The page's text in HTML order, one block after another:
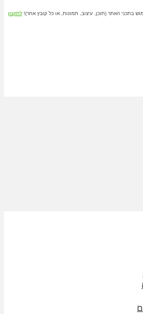
בתכני האתר (תוכן, עיצוב, תמונות, או כל קובץ אחר)! לתקנון